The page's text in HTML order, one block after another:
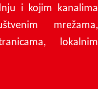
i kojim kanalima
mrežama,
lokalnim